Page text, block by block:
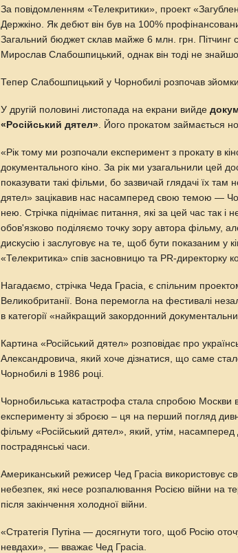
За повідомленням «Телекритики», проект
Держкіно. Як дебют він був на 100%
Загальний бюджет склав майже 6 млн. грн. Пітчинг
Мирослав Слабошпицький, однак він тоді не
Тепер Слабошпицький у Чорнобилі розпочав
У другій половині листопада на екрани вийде
«Російський дятел» . Його прокатом займається
«Рік тому ми розпочали експеримент з прокату в
документального кіно. За рік ми узагальнили цей
показувати такі фільми, бо зазвичай глядачі їх там
дятел» зацікавив нас насамперед свою темою —
нею. Стрічка піднімає питання, які за цей час так і
обов'язково поділяємо точку зору автора фільму,
дискусію і заслуговує на те, щоб бути показаним у
«Телекритика» спів засновницю та PR-директорку
Нагадаємо, cтрічка Чеда Грасіа, є спільним
Великобританії. Вона перемогла на фестивалі
в категорії «найкращий закордонний
Картина «Російський дятел» розповідає про
Александровича, який хоче дізнатися, що саме
Чорнобилі в 1986 році.
Чорнобильська катастрофа стала спробою Москви
експерименту зі зброєю – ця на перший погляд
фільму «Російський дятел», який, утім, насамперед
пострадянські часи.
Американський режисер Чед Грасіа використовує
небезпек, які несе розпалювання Росією війни на
після закінчення холодної війни.
«Стратегія Путіна — досягнути того, щоб Росію
невдахи», — вважає Чед Грасіа.